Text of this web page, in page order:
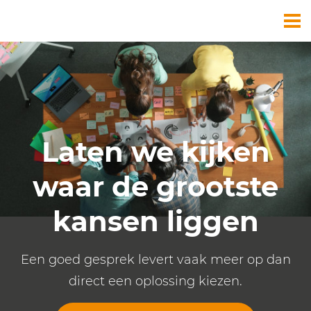
Cases
Over ons
Laten we kijken
waar de grootste
kansen liggen
Een goed gesprek levert vaak meer op dan
direct een oplossing kiezen.